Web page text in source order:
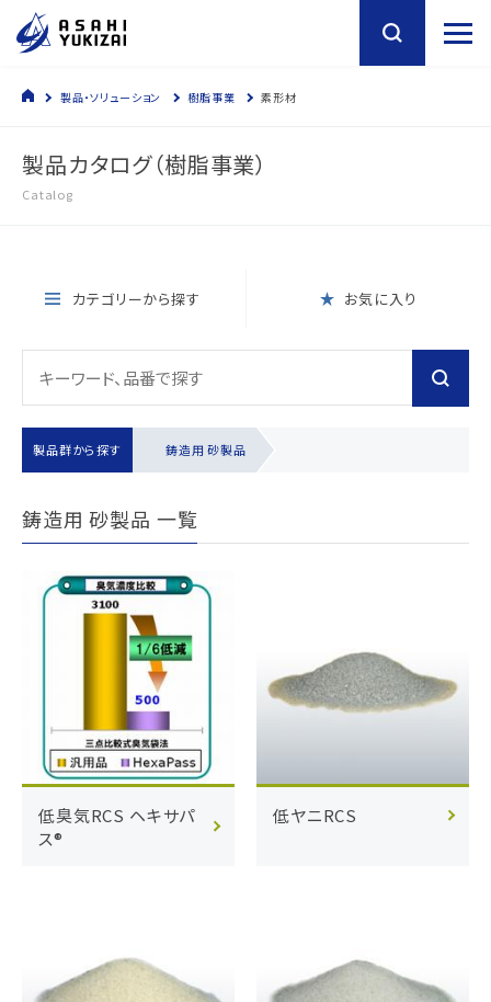
製品・ソリューション 樹脂事業 素形材
製品カタログ（樹脂事業）
Catalog
カテゴリーから探す お気に入り
製品群から探す 鋳造用 砂製品
鋳造用 砂製品 一覧
低臭気RCS ヘキサパ
ス®
低ヤニRCS